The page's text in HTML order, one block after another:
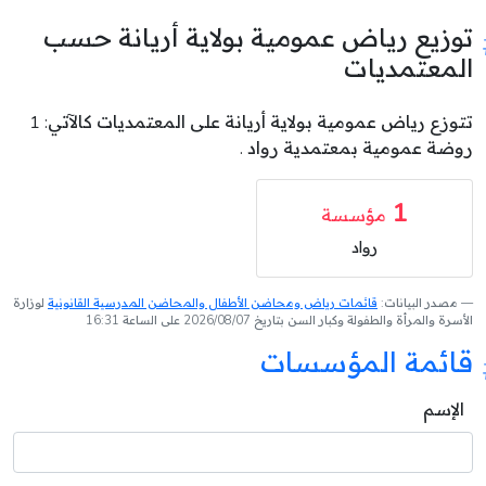
توزيع رياض عمومية بولاية أريانة حسب
المعتمديات
تتوزع رياض عمومية بولاية أريانة على المعتمديات كالآتي: 1
روضة عمومية بمعتمدية رواد .
1 مؤسسة
رواد
مصدر البيانات: قائمات رياض ومحاضن الأطفال والمحاضن المدرسية القانونية لوزارة
الأسرة والمرأة والطفولة وكبار السن بتاريخ 2026/08/07 على الساعة 16:31
قائمة المؤسسات
الإسم